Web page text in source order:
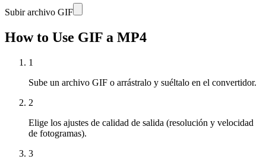
Subir archivo GIF
How to Use GIF a MP4
1
Sube un archivo GIF o arrástralo y suéltalo en el convertidor.
2
Elige los ajustes de calidad de salida (resolución y velocidad
de fotogramas).
3